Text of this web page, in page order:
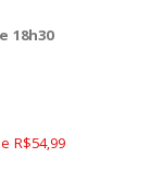
18h30
R$54,99